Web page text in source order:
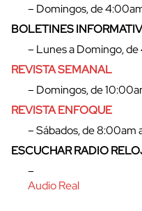
cerrar
– Domingos, de
BOLETINES
– Lunes a Domingo,
REVISTA SEMANAL
– Domingos, de
REVISTA ENFOQUE
– Sábados, de 8:00am
ESCUCHAR RADIO
–
Audio Real